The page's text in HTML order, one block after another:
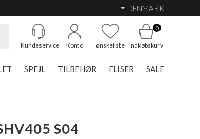
DENMARK
Kundeservice Konto ønskeliste
0
Indkøbskurv
SPEJL TILBEHØR FLISER SALE
S04